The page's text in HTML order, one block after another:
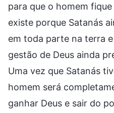
para que o homem
existe porque Satanás
em toda parte na terra
gestão de Deus ainda
Uma vez que Satanás
homem será
ganhar Deus e sair do